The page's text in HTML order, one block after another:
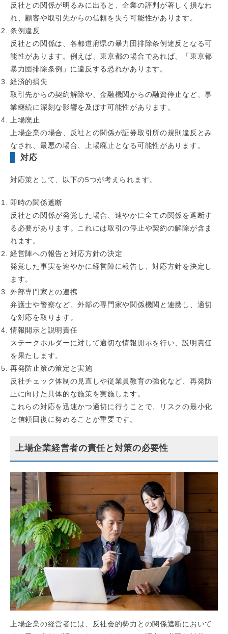
反社との関係が明るみに出ると、企業の評判が著しく損なわ
れ、顧客や取引先からの信頼を失う可能性があります。
条例違反
反社との関係は、各都道府県の暴力団排除条例違反となる可
能性があります。例えば、東京都の場合であれば、「東京都
暴力団排除条例」に違反する恐れがあります。
経済的損失
取引先からの契約解除や、金融機関からの融資停止など、事
業継続に深刻な影響を及ぼす可能性があります。
上場廃止
上場企業の場合、反社との関係が証券取引所の規則違反とみ
なされ、最悪の場合、上場廃止となる可能性があります。
対応
対応策として、以下の5つが考えられます。
即時の関係遮断
反社との関係が発覚した場合、速やかに全ての関係を遮断す
る必要があります。これには取引の停止や契約の解除が含ま
れます。
経営陣への報告と対応方針の決定
発覚した事実を速やかに経営陣に報告し、対応方針を決定し
ます。
外部専門家との連携
弁護士や警察など、外部の専門家や関係機関と連携し、適切
な対応を取ります。
情報開示と説明責任
ステークホルダーに対して適切な情報開示を行い、説明責任
を果たします。
再発防止策の策定と実施
反社チェック体制の見直しや従業員教育の強化など、再発防
止に向けた具体的な施策を実施します。
これらの対応を迅速かつ適切に行うことで、リスクの最小化
と信頼回復に努めることが重要です。
上場企業経営者の責任と対策の必要性
上場企業の経営者には、反社会的勢力との関係遮断において